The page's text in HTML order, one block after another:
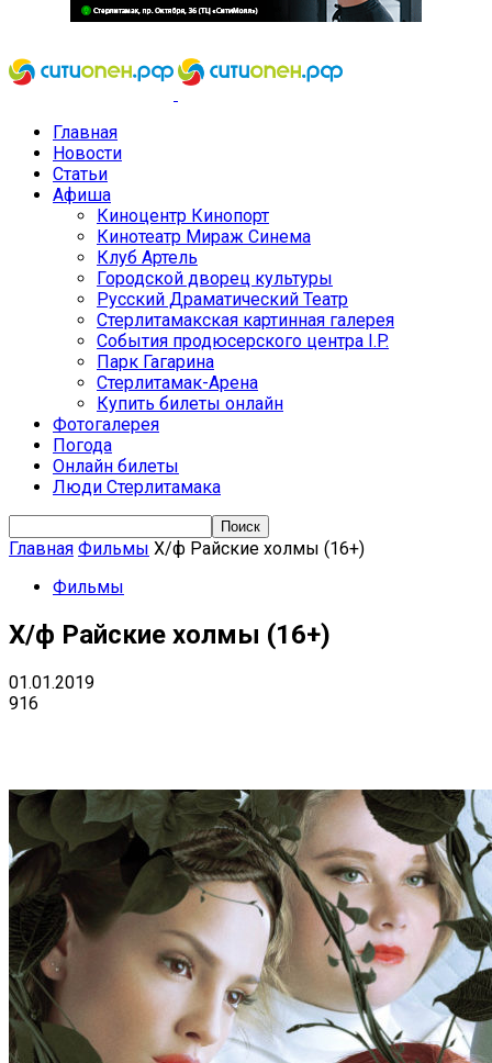
Главная
Новости
Статьи
Афиша
Киноцентр Кинопорт
Кинотеатр Мираж Синема
Клуб Артель
Городской дворец культуры
Русский Драматический Театр
Стерлитамакская картинная галерея
События продюсерского центра I.P.
Парк Гагарина
Стерлитамак-Арена
Купить билеты онлайн
Фотогалерея
Погода
Онлайн билеты
Люди Стерлитамака
Главная Фильмы Х/ф Райские холмы (16+)
Фильмы
Х/ф Райские холмы (16+)
01.01.2019
916